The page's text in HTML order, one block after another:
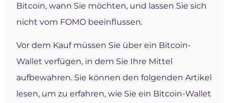
Bitcoin, wann Sie möchten, und lassen Sie sich
nicht vom FOMO beeinflussen.
Vor dem Kauf müssen Sie über ein Bitcoin-
Wallet verfügen, in dem Sie Ihre Mittel
aufbewahren. Sie können den folgenden Artikel
lesen, um zu erfahren, wie Sie ein Bitcoin-Wallet